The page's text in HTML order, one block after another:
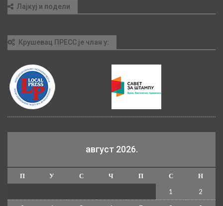
Лајкуј и подели
Крушевац ПРЕСС је члан у:
август 2026.
П У С Ч П С
Н
1
2